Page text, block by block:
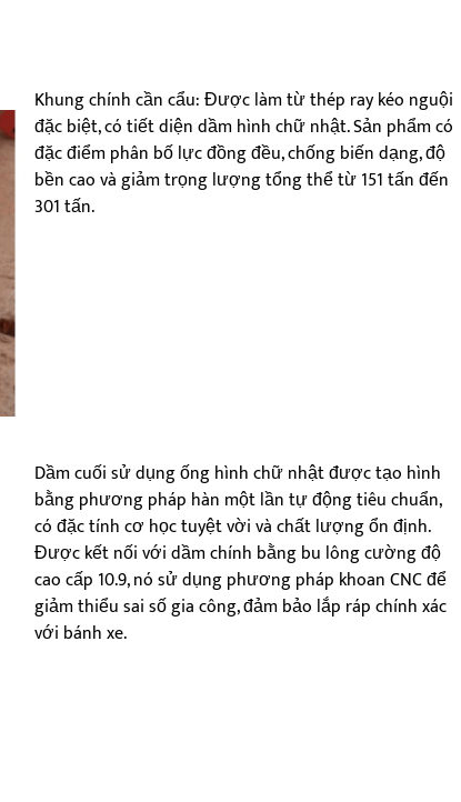
Khung chính cần cẩu: Được làm từ thép ray kéo nguội
đặc biệt, có tiết diện dầm hình chữ nhật. Sản phẩm có
đặc điểm phân bố lực đồng đều, chống biến dạng, độ
bền cao và giảm trọng lượng tổng thể từ 151 tấn đến
301 tấn.
Dầm cuối sử dụng ống hình chữ nhật được tạo hình
bằng phương pháp hàn một lần tự động tiêu chuẩn,
có đặc tính cơ học tuyệt vời và chất lượng ổn định.
Được kết nối với dầm chính bằng bu lông cường độ
cao cấp 10.9, nó sử dụng phương pháp khoan CNC để
giảm thiểu sai số gia công, đảm bảo lắp ráp chính xác
với bánh xe.